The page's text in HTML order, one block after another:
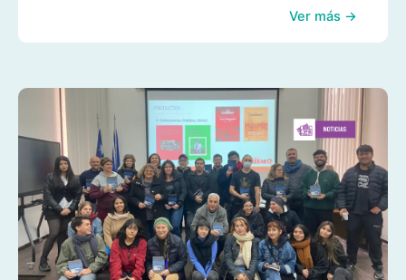
Ver más →